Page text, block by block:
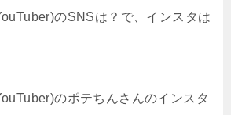
のSNSは？で、インスタは
のポテちんさんのインスタ